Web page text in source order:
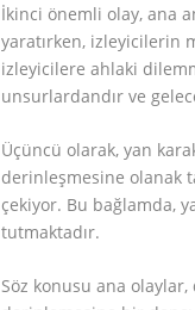
İkinci önemli olay, ana
yaratırken, izleyicilerin
izleyicilere ahlaki
unsurlardandır ve
Üçüncü olarak, yan
derinleşmesine olanak
çekiyor. Bu bağlamda,
tutmaktadır.
Söz konusu ana